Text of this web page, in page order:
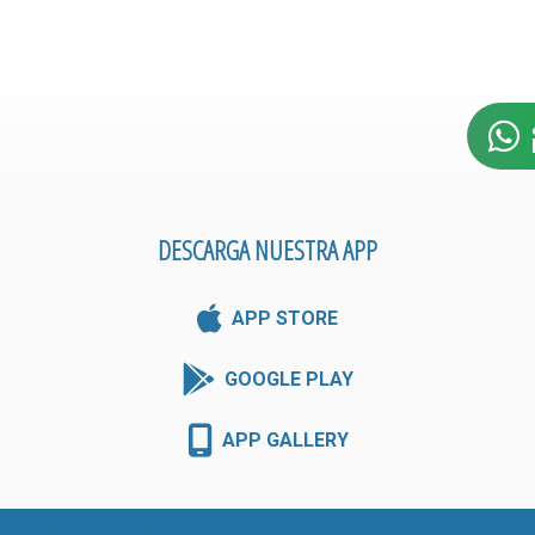
DESCARGA NUESTRA APP
APP STORE
GOOGLE PLAY
APP GALLERY